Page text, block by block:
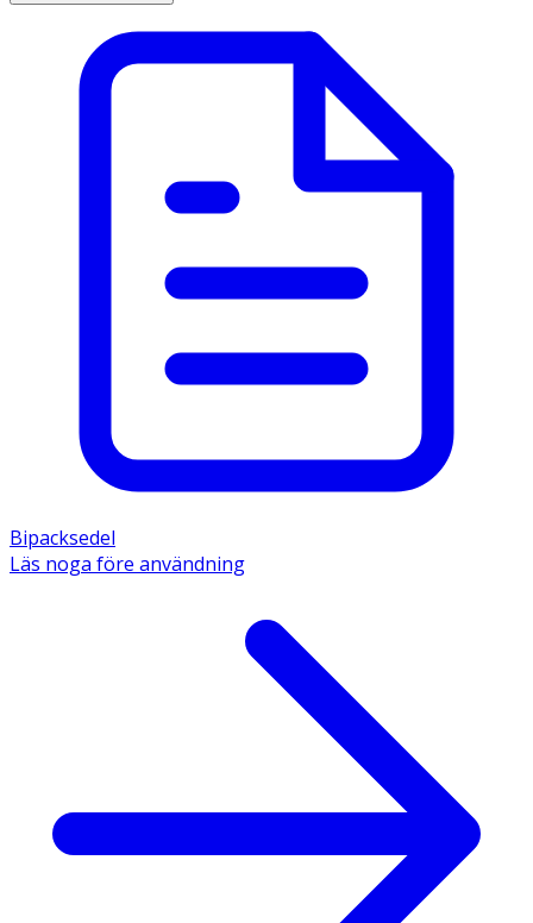
Bipacksedel
Läs noga före användning